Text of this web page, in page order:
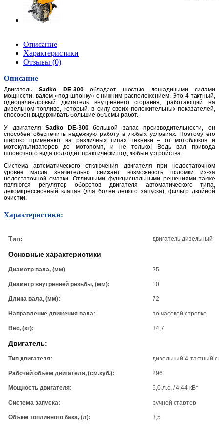
Описание
Характеристики
Отзывы (0)
Описание
ДвигательSadko DE-300обладает шестью лошадиными силами
мощности, валом «под шпонку» с нижним расположением. Это 4-тактный,
одноцилиндровый двигатель внутреннего сгорания, работающий на
дизельном топливе, который, в силу своих положительных показателей,
способен выдерживать большие объемы работ.
У двигателяSadko DE-300большой запас производительности, он
способен обеспечить надёжную работу в любых условиях. Поэтому его
широко применяют на различных типах техники – от мотоблоков и
мотокультиваторов до мотопомп, и не только! Ведь вал привода
шпоночного вида подходит практически под любые устройства.
Cистема автоматического отключения двигателя при недостаточном
уровне масла значительно снижает возможность поломки из-за
недостаточной смазки. Отличными функциональными решениями также
являются регулятор оборотов двигателя автоматического типа,
декомпрессионный клапан (для более легкого запуска), фильтр двойной
очистки.
Характеристики:
Тип: двигатель дизельный
Основные характеристики
Диаметр вала, (мм): 25
Диаметр внутренней резьбы, (мм): 10
Длина вала, (мм): 72
Направление движения вала: по часовой стрелке
Вес, (кг): 34,7
Двигатель:
Тип двигателя: дизельный 4-тактный
Рабочий объем двигателя, (см.куб.): 296
Мощность двигателя: 6,0 л.с. / 4,44 кВт
Система запуска: ручной стартер
Объем топливного бака, (л): 3,5